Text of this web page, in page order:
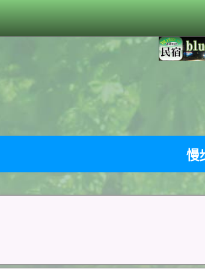
慢